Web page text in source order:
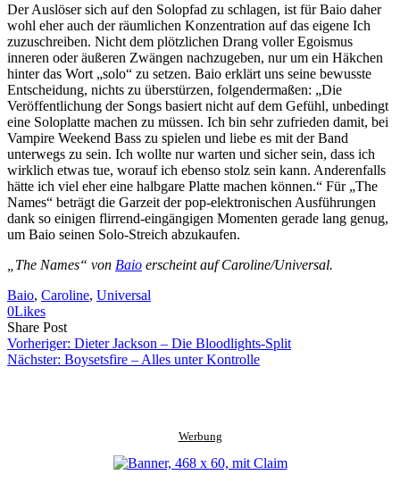
Der Auslöser sich auf den Solopfad zu schlagen, ist für Baio daher
wohl eher auch der räumlichen Konzentration auf das eigene Ich
zuzuschreiben. Nicht dem plötzlichen Drang voller Egoismus
inneren oder äußeren Zwängen nachzugeben, nur um ein Häkchen
hinter das Wort „solo“ zu setzen. Baio erklärt uns seine bewusste
Entscheidung, nichts zu überstürzen, folgendermaßen: „Die
Veröffentlichung der Songs basiert nicht auf dem Gefühl, unbedingt
eine Soloplatte machen zu müssen. Ich bin sehr zufrieden damit, bei
Vampire Weekend Bass zu spielen und liebe es mit der Band
unterwegs zu sein. Ich wollte nur warten und sicher sein, dass ich
wirklich etwas tue, worauf ich ebenso stolz sein kann. Anderenfalls
hätte ich viel eher eine halbgare Platte machen können.“ Für „The
Names“ beträgt die Garzeit der pop-elektronischen Ausführungen
dank so einigen flirrend-eingängigen Momenten gerade lang genug,
um Baio seinen Solo-Streich abzukaufen.
„The Names“ von Baio erscheint auf Caroline/Universal.
Baio, Caroline, Universal
0Likes
Share PostShare
on
Facebook
Copy
URL
to
Send
Link
via
Vorheriger: Dieter Jackson – Die Bloodlights-Split
Nächster: Boysetsfire – Alles unter Kontrolle
Werbung